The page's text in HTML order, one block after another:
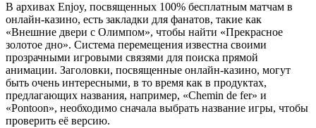
В архивах Enjoy, посвященных 100% бесплатным матчам в
онлайн-казино, есть закладки для фанатов, такие как
«Внешние двери с Олимпом», чтобы найти «Прекрасное
золотое дно». Система перемещения известна своими
прозрачными игровыми связями для поиска прямой
анимации. Заголовки, посвященные онлайн-казино, могут
быть очень интересными, в то время как в продуктах,
предлагающих названия, например, «Chemin de fer» и
«Pontoon», необходимо сначала выбрать название игры, чтобы
проверить её версию.